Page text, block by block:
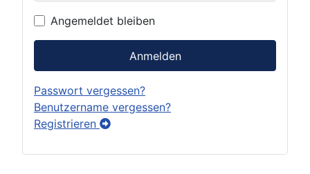
Angemeldet bleiben
Anmelden
Passwort vergessen?
Benutzername vergessen?
Registrieren